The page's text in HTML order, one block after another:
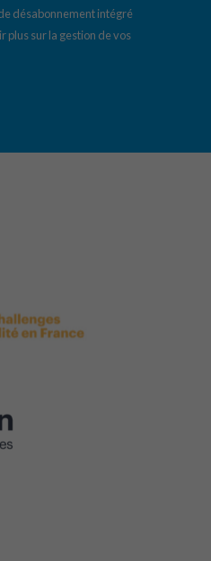
désabonnement intégré
plus sur la gestion de vos